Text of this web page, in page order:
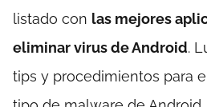
listado con las mejores
eliminar virus de Android.
tips y procedimientos para